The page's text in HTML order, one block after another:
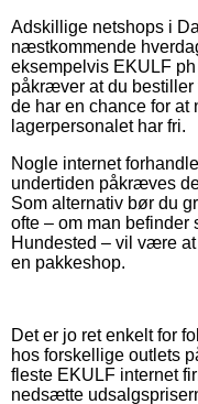
Adskillige netshops i
næstkommende
eksempelvis EKULF
påkræver at du
de har en chance for at
lagerpersonalet har fri.
Nogle internet
undertiden påkræves
Som alternativ bør du
ofte – om man befinder
Hundested – vil være at
en pakkeshop.
Det er jo ret enkelt for
hos forskellige outlets
fleste EKULF internet
nedsætte